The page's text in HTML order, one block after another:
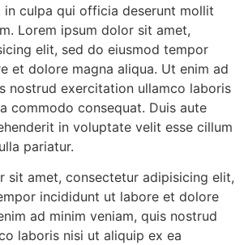
in culpa qui officia deserunt mollit
Lorem ipsum dolor sit amet,
elit, sed do eiusmod tempor
et dolore magna aliqua. Ut enim ad
nostrud exercitation ullamco laboris
commodo consequat. Duis aute
in voluptate velit esse cillum
pariatur.
sit amet, consectetur adipisicing elit,
incididunt ut labore et dolore
ad minim veniam, quis nostrud
laboris nisi ut aliquip ex ea